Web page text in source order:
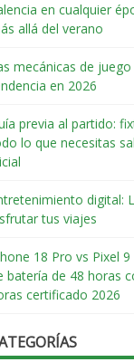
en cualquier
allá del verano
mecánicas de
en 2026
previa al partido:
lo que necesitas
digital:
tus viajes
18 Pro vs Pixel
batería de 48 horas
certificado 2026